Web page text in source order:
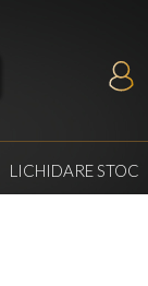
LICHIDARE STOC